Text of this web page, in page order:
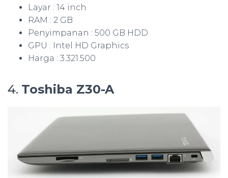
Layar : 14 inch
RAM : 2 GB
Penyimpanan : 500 GB HDD
GPU : Intel HD Graphics
Harga : 3.321.500
4. Toshiba Z30-A